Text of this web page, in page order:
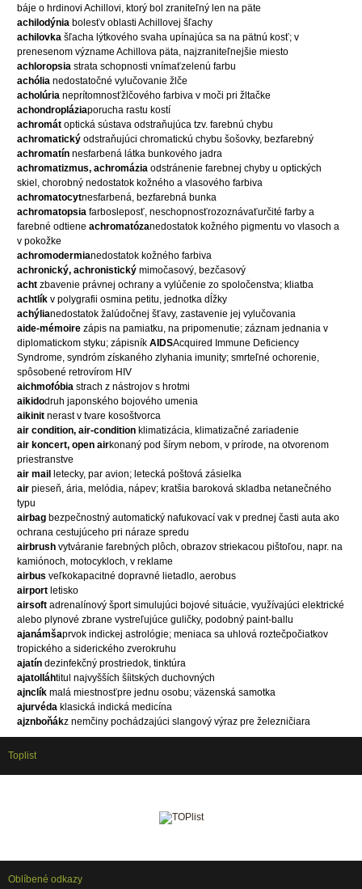
báje o hrdinovi Achillovi, ktorý bol zraniteľný len na päte
achilodýnia bolesťv oblasti Achillovej šľachy
achilovka šľacha lýtkového svaha upínajúca sa na pätnú kosť; v
prenesenom význame Achillova päta, najzraniteľnejšie miesto
achloropsia strata schopnosti vnímaťzelenú farbu
achólia nedostatočné vylučovanie žlče
acholúria neprítomnosťžlčového farbiva v moči pri žltačke
achondropláziaporucha rastu kostí
achromát optická sústava odstraňujúca tzv. farebnú chybu
achromatický odstraňujúci chromatickú chybu šošovky, bezfarebný
achromatín nesfarbená látka bunkového jadra
achromatizmus, achromázia odstránenie farebnej chyby u optických
skiel, chorobný nedostatok kožného a vlasového farbiva
achromatocytnesfarbená, bezfarebná bunka
achromatopsia farbosleposť, neschopnosťrozoznávaťurčité farby a
farebné odtiene achromatózanedostatok kožného pigmentu vo vlasoch a
v pokožke
achromodermianedostatok kožného farbiva
achronický, achronistický mimočasový, bezčasový
acht zbavenie právnej ochrany a vylúčenie zo spoločenstva; kliatba
achtlík v polygrafii osmina petitu, jednotka dĺžky
achýlianedostatok žalúdočnej šťavy, zastavenie jej vylučovania
aide-mémoire zápis na pamiatku, na pripomenutie; záznam jednania v
diplomatickom styku; zápisník AIDSAcquired Immune Deficiency
Syndrome, syndróm získaného zlyhania imunity; smrteľné ochorenie,
spôsobené retrovírom HIV
aichmofóbia strach z nástrojov s hrotmi
aikidodruh japonského bojového umenia
aikinit nerast v tvare kosoštvorca
air condition, air-condition klimatizácia, klimatizačné zariadenie
air koncert, open airkonaný pod šírym nebom, v prírode, na otvorenom
priestranstve
air mail
letecky, par avion; letecká poštová zásielka
air pieseň, ária, melódia, nápev; kratšia baroková skladba netanečného
typu
airbag bezpečnostný automatický nafukovací vak v prednej časti auta ako
ochrana cestujúceho pri náraze spredu
airbrush vytváranie farebných plôch, obrazov striekacou pištoľou, napr. na
kamiónoch, motocykloch, v reklame
airbus veľkokapacitné dopravné lietadlo, aerobus
airport letisko
airsoft adrenalínový šport simulujúci bojové situácie, využívajúci elektrické
alebo plynové zbrane vystreľujúce guličky, podobný paint-ballu
ajanámšaprvok indickej astrológie; meniaca sa uhlová roztečpočiatkov
tropického a siderického zverokruhu
ajatín dezinfekčný prostriedok, tinktúra
ajatolláhtitul najvyšších šíitských duchovných
ajnclík malá miestnosťpre jednu osobu; väzenská samotka
ajurvéda klasická indická medicína
ajznboňákz nemčiny pochádzajúci slangový výraz pre železničiara
Toplist
Oblíbené odkazy